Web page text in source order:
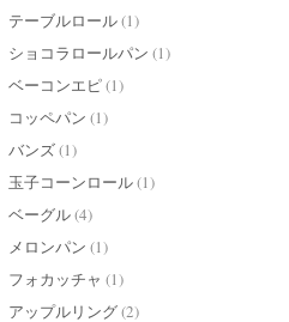
テーブルロール(1)
ショコラロールパン (1)
ベーコンエピ(1)
コッペパン (1)
バンズ(1)
玉子コーンロール(1)
ベーグル(4)
メロンパン (1)
フォカッチャ (1)
アップルリング(2)